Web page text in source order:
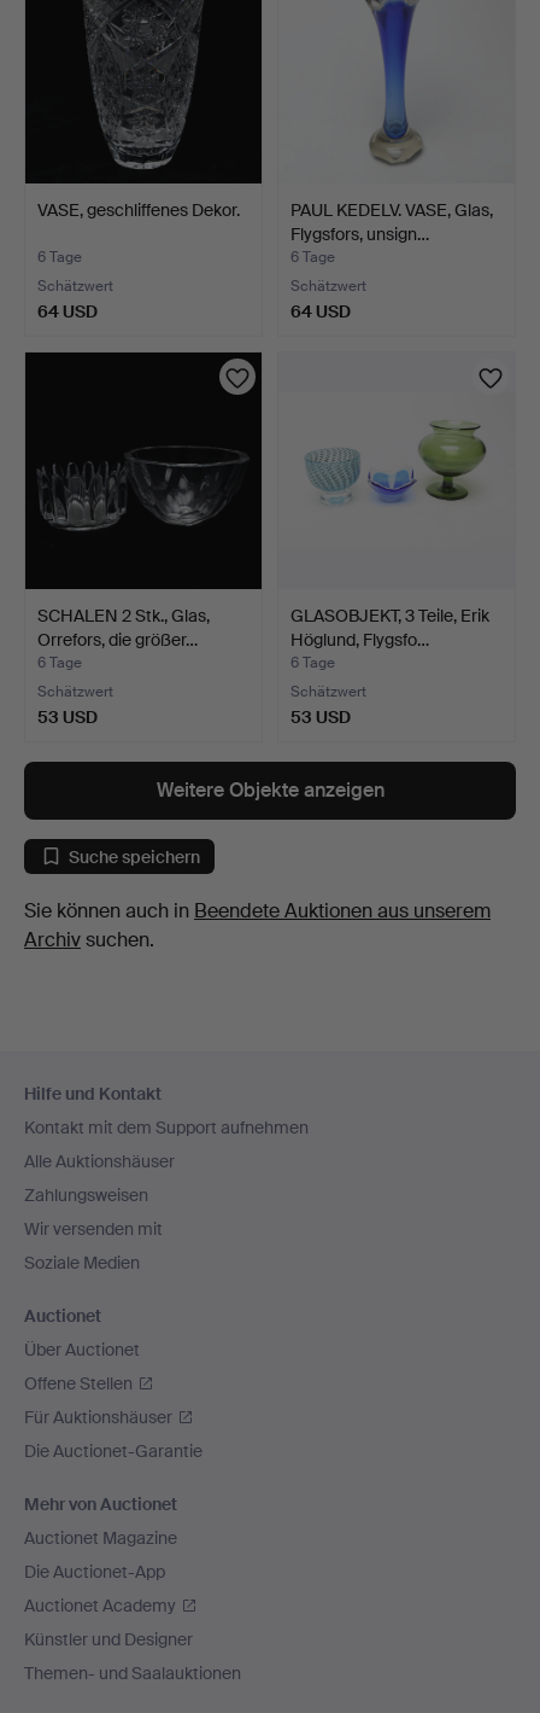
VASE, geschliffenes Dekor.
6 Tage
Schätzwert
64 USD
PAUL KEDELV. VASE, Glas,
Flygsfors, unsign…
6 Tage
Schätzwert
64 USD
SCHALEN 2 Stk., Glas,
Orrefors, die größer…
6 Tage
Schätzwert
53 USD
GLASOBJEKT, 3 Teile, Erik
Höglund, Flygsfo…
6 Tage
Schätzwert
53 USD
Weitere Objekte anzeigen
Suche speichern
Sie können auch in Beendete Auktionen aus unserem
Archivsuchen.
Navigation
Hilfe und Kontakt
Kontakt mit dem Support aufnehmen
Alle Auktionshäuser
Zahlungsweisen
Wir versenden mit
Soziale Medien
Auctionet
Über Auctionet
Offene Stellen
Für Auktionshäuser
Die Auctionet-Garantie
Mehr von Auctionet
Auctionet Magazine
Die Auctionet-App
Auctionet Academy
Künstler und Designer
Themen- und Saalauktionen